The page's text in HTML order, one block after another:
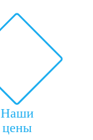
Наши
цены